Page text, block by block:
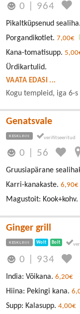
0 964
Pikaltküpsenud sealiha.
Porgandikotlet. 7,00€
Kana-tomatisupp.
Ürdikartulid.
VAATA EDASI ...
Kogu templeid, iga 6-s
Genatsvale
KESKLINN
0 56
Gruusiapärane
Karri-kanakaste. 6,90€
Magustoit: Kook+kohv.
Ginger grill
KESKLINN Wolt Bolt
0 934
India: Võikana. 6,20€
Hiina: Pekingi kana.
Supp: Kalasupp. 4,00€